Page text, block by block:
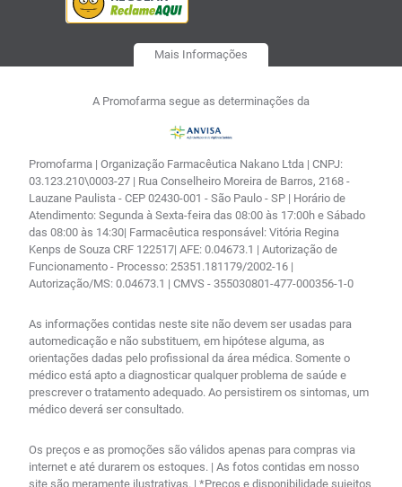
Mais Informações
A Promofarma segue as determinações da
Promofarma | Organização Farmacêutica Nakano Ltda | CNPJ:
03.123.210\0003-27 | Rua Conselheiro Moreira de Barros, 2168 -
Lauzane Paulista - CEP 02430-001 - São Paulo - SP | Horário de
Atendimento: Segunda à Sexta-feira das 08:00 às 17:00h e Sábado
das 08:00 às 14:30| Farmacêutica responsável: Vitória Regina
Kenps de Souza CRF 122517| AFE: 0.04673.1 | Autorização de
Funcionamento - Processo: 25351.181179/2002-16 |
Autorização/MS: 0.04673.1 | CMVS - 355030801-477-000356-1-0
As informações contidas neste site não devem ser usadas para
automedicação e não substituem, em hipótese alguma, as
orientações dadas pelo profissional da área médica. Somente o
médico está apto a diagnosticar qualquer problema de saúde e
prescrever o tratamento adequado. Ao persistirem os sintomas, um
médico deverá ser consultado.
Os preços e as promoções são válidos apenas para compras via
internet e até durarem os estoques. | As fotos contidas em nosso
site são meramente ilustrativas. | *Preços e disponibilidade sujeitos